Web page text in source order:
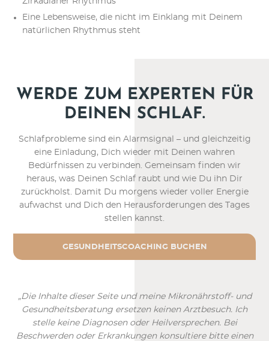
Eine Lebensweise, die nicht im Einklang mit Deinem
natürlichen Rhythmus steht
WERDE ZUM EXPERTEN FÜR
DEINEN SCHLAF.
Schlafprobleme sind ein Alarmsignal – und gleichzeitig
eine Einladung, Dich wieder mit Deinen wahren
Bedürfnissen zu verbinden. Gemeinsam finden wir
heraus, was Deinen Schlaf raubt und wie Du ihn Dir
zurückholst. Damit Du morgens wieder voller Energie
aufwachst und Dich den Herausforderungen des Tages
stellen kannst.
GESUNDHEITSCOACHING BUCHEN
„Die Inhalte dieser Seite und meine Mikronährstoff- und
Gesundheitsberatung ersetzen keinen Arztbesuch. Ich
stelle keine Diagnosen oder Heilversprechen. Bei
Beschwerden oder Erkrankungen konsultiere bitte einen